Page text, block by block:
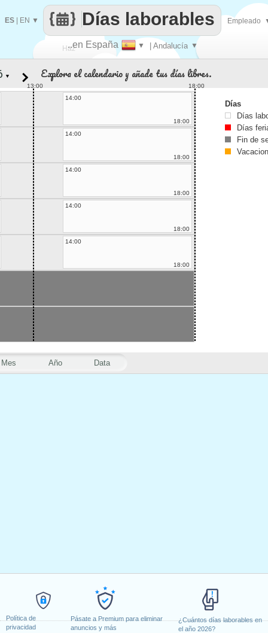
Política de
privacidad
Pásate a Premium para eliminar
anuncios y más
¿Cuántos días laborables en
el año 2026?
Haz..en España ▼ | Andalucía ▼
Días laborables
ES EN ▼ Empleado
Mes Año Data
▼ Explora el calendario y añade tus días libres.
13:00
18:00
14:00
18:00
14:00
18:00
14:00
18:00
14:00
18:00
14:00
18:00
Días
Días
Días
Fin de